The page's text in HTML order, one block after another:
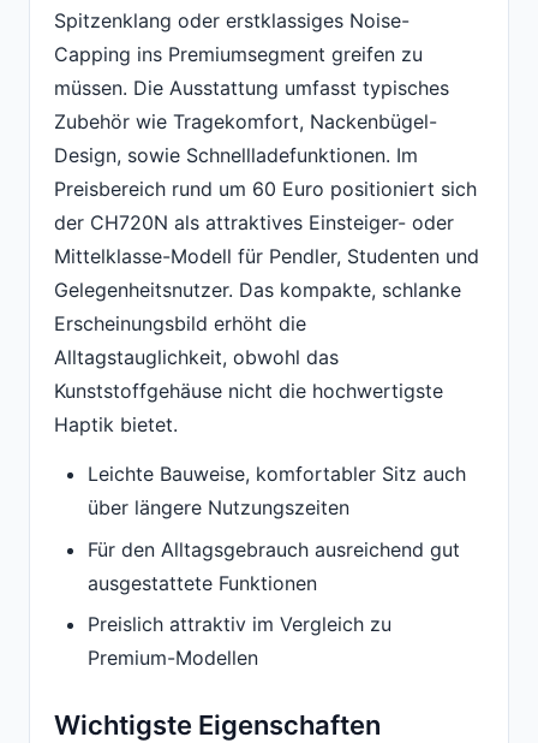
Spitzenklang oder erstklassiges Noise-
Capping ins Premiumsegment greifen zu
müssen. Die Ausstattung umfasst typisches
Zubehör wie Tragekomfort, Nackenbügel-
Design, sowie Schnellladefunktionen. Im
Preisbereich rund um 60 Euro positioniert sich
der CH720N als attraktives Einsteiger- oder
Mittelklasse-Modell für Pendler, Studenten und
Gelegenheitsnutzer. Das kompakte, schlanke
Erscheinungsbild erhöht die
Alltagstauglichkeit, obwohl das
Kunststoffgehäuse nicht die hochwertigste
Haptik bietet.
Leichte Bauweise, komfortabler Sitz auch
über längere Nutzungszeiten
Für den Alltagsgebrauch ausreichend gut
ausgestattete Funktionen
Preislich attraktiv im Vergleich zu
Premium-Modellen
Wichtigste Eigenschaften